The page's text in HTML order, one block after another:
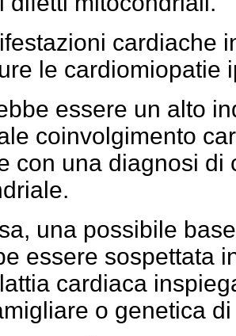
cardiache
le cardiomiopatie
essere un alto
coinvolgimento
con una diagnosi di
una possibile
essere sospettata
cardiaca
o genetica